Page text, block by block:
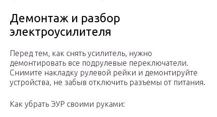
Демонтаж и разбор
электроусилителя
Перед тем, как снять усилитель, нужно
демонтировать все подрулевые переключатели.
Снимите накладку рулевой рейки и демонтируйте
устройства, не забыв отключить разъемы от питания.
Как убрать ЭУР своими руками: